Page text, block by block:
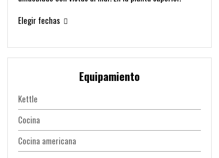
Elegir fechas
Equipamiento
Kettle
Cocina
Cocina americana